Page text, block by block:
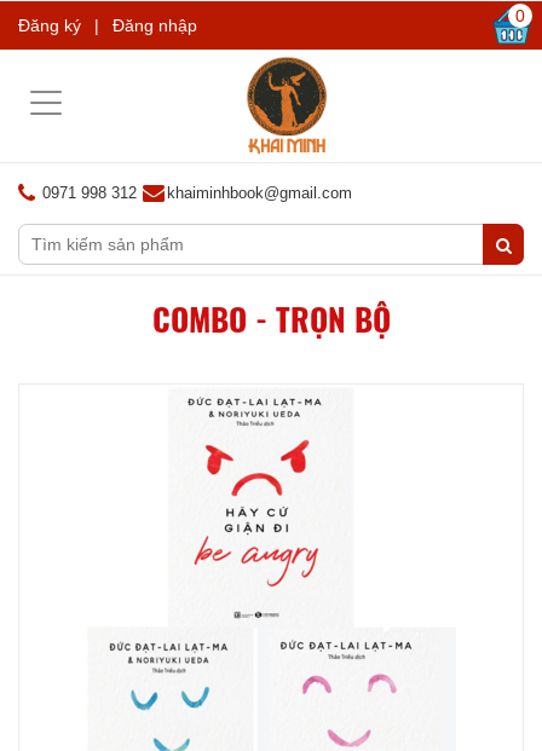
Đăng ký | Đăng nhập 0
Toggle
0971 998 312 khaiminhbook@gmail.com
COMBO - TRỌN BỘ